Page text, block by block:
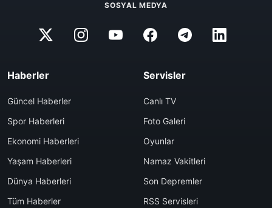
SOSYAL MEDYA
Haberler
Güncel Haberler
Spor Haberleri
Ekonomi Haberleri
Yaşam Haberleri
Dünya Haberleri
Tüm Haberler
Servisler
Canlı TV
Foto Galeri
Oyunlar
Namaz Vakitleri
Son Depremler
RSS Servisleri